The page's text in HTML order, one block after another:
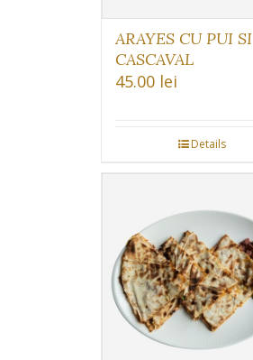
ARAYES CU PUI SI
CASCAVAL
45.00 lei
Details